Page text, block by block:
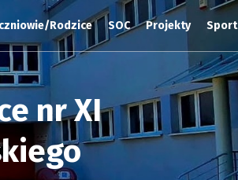
nr XI
Rodzice SOC Projekty Sport